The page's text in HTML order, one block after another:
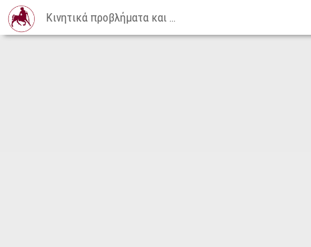
Κινητικά προβλήματα και πολλαπλές αναπηρίες / Μάθημα 06 | 15-06-2015